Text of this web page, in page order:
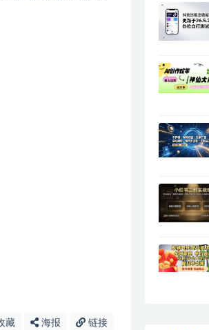
藏 海报 链接